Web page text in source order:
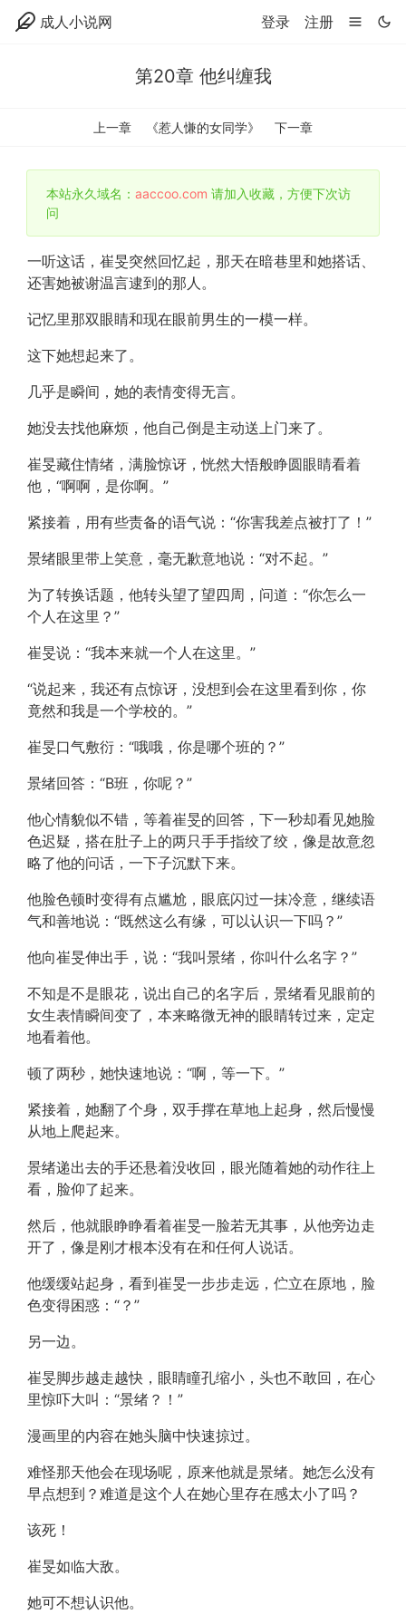
成人小说网 登录 注册
第20章 他纠缠我
上一章 《惹人慊的女同学》 下一章
本站永久域名： aaccoo.com 请加入收藏，方便下次访
问
一听这话，崔旻突然回忆起，那天在暗巷里和她搭话、
还害她被谢温言逮到的那人。
记忆里那双眼睛和现在眼前男生的一模一样。
这下她想起来了。
几乎是瞬间，她的表情变得无言。
她没去找他麻烦，他自己倒是主动送上门来了。
崔旻藏住情绪，满脸惊讶，恍然大悟般睁圆眼睛看着
他，“啊啊，是你啊。”
紧接着，用有些责备的语气说：“你害我差点被打了！”
景绪眼里带上笑意，毫无歉意地说：“对不起。”
为了转换话题，他转头望了望四周，问道：“你怎么一
个人在这里？”
崔旻说：“我本来就一个人在这里。”
“说起来，我还有点惊讶，没想到会在这里看到你，你
竟然和我是一个学校的。”
崔旻口气敷衍：“哦哦，你是哪个班的？”
景绪回答：“B班，你呢？”
他心情貌似不错，等着崔旻的回答，下一秒却看见她脸
色迟疑，搭在肚子上的两只手手指绞了绞，像是故意忽
略了他的问话，一下子沉默下来。
他脸色顿时变得有点尴尬，眼底闪过一抹冷意，继续语
气和善地说：“既然这么有缘，可以认识一下吗？”
他向崔旻伸出手，说：“我叫景绪，你叫什么名字？”
不知是不是眼花，说出自己的名字后，景绪看见眼前的
女生表情瞬间变了，本来略微无神的眼睛转过来，定定
地看着他。
顿了两秒，她快速地说：“啊，等一下。”
紧接着，她翻了个身，双手撑在草地上起身，然后慢慢
从地上爬起来。
景绪递出去的手还悬着没收回，眼光随着她的动作往上
看，脸仰了起来。
然后，他就眼睁睁看着崔旻一脸若无其事，从他旁边走
开了，像是刚才根本没有在和任何人说话。
他缓缓站起身，看到崔旻一步步走远，伫立在原地，脸
色变得困惑：“？”
另一边。
崔旻脚步越走越快，眼睛瞳孔缩小，头也不敢回，在心
里惊吓大叫：“景绪？！”
漫画里的内容在她头脑中快速掠过。
难怪那天他会在现场呢，原来他就是景绪。她怎么没有
早点想到？难道是这个人在她心里存在感太小了吗？
该死！
崔旻如临大敌。
她可不想认识他。